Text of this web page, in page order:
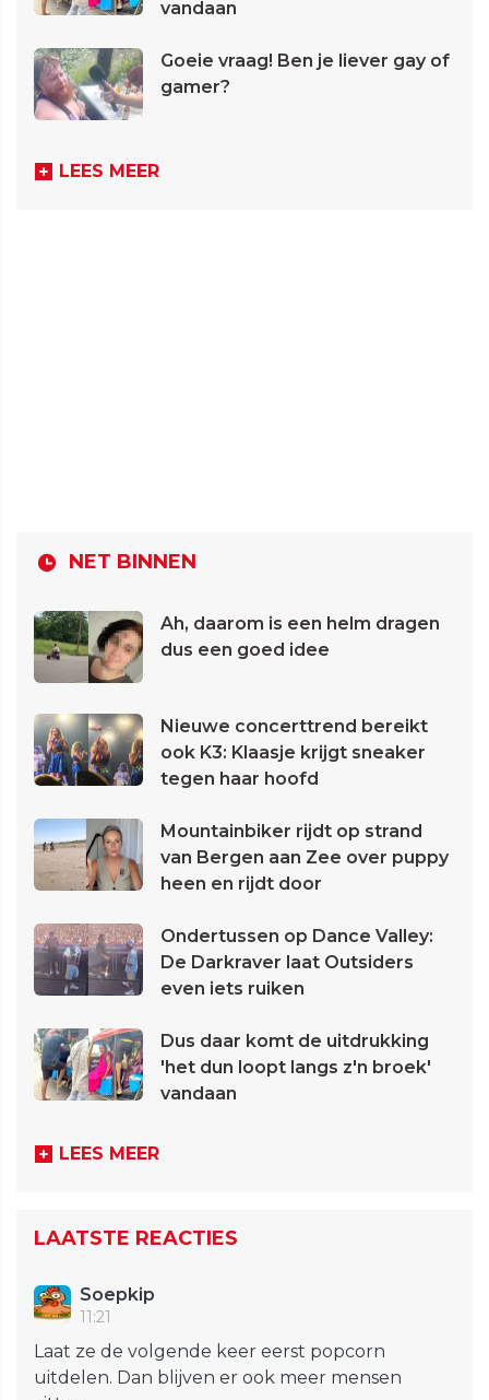
vandaan
Goeie vraag! Ben je liever gay of
gamer?
LEES MEER
NET BINNEN
Ah, daarom is een helm dragen
dus een goed idee
Nieuwe concerttrend bereikt
ook K3: Klaasje krijgt sneaker
tegen haar hoofd
Mountainbiker rijdt op strand
van Bergen aan Zee over puppy
heen en rijdt door
Ondertussen op Dance Valley:
De Darkraver laat Outsiders
even iets ruiken
Dus daar komt de uitdrukking
'het dun loopt langs z'n broek'
vandaan
LEES MEER
LAATSTE REACTIES
Soepkip
11:21
Laat ze de volgende keer eerst popcorn
uitdelen. Dan blijven er ook meer mensen